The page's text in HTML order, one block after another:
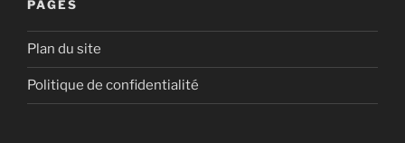
PAGES
Plan du site
Politique de confidentialité